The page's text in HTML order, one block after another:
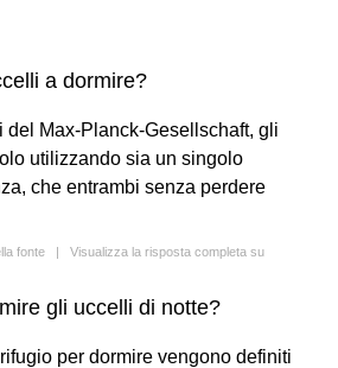
a dormire?
del Max-Planck-Gesellschaft, gli
utilizzando sia un singolo
che entrambi senza perdere
fonte | Visualizza la risposta completa su
gli uccelli di notte?
per dormire vengono definiti